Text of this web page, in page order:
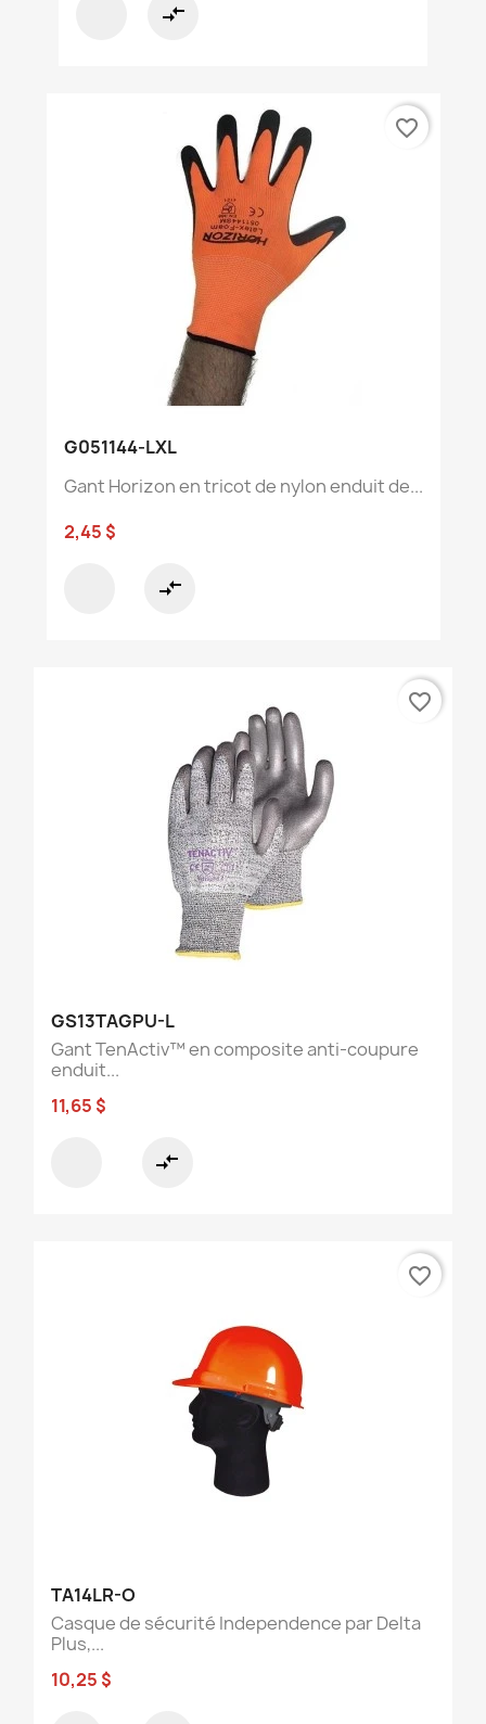
compare_arrows
G051144-LXL
Gant Horizon en tricot de nylon enduit de...
2,45 $
compare_arrows
favorite_border
GS13TAGPU-L
Gant TenActiv™ en composite anti-coupure
enduit...
11,65 $
compare_arrows
favorite_border
TA14LR-O
Casque de sécurité Independence par Delta
Plus,...
10,25 $
favorite_border